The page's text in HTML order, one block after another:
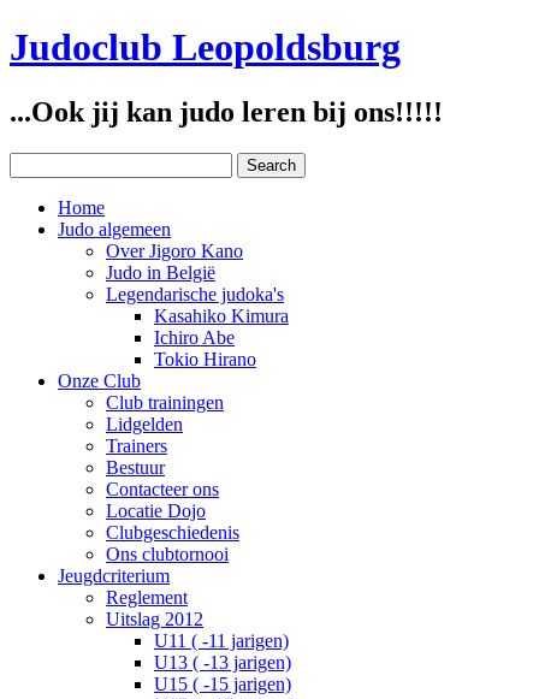
Judoclub Leopoldsburg
...Ook jij kan judo leren bij ons!!!!!
Home
Judo algemeen
Over Jigoro Kano
Judo in België
Legendarische judoka's
Kasahiko Kimura
Ichiro Abe
Tokio Hirano
Onze Club
Club trainingen
Lidgelden
Trainers
Bestuur
Contacteer ons
Locatie Dojo
Clubgeschiedenis
Ons clubtornooi
Jeugdcriterium
Reglement
Uitslag 2012
U11 ( -11 jarigen)
U13 ( -13 jarigen)
U15 ( -15 jarigen)